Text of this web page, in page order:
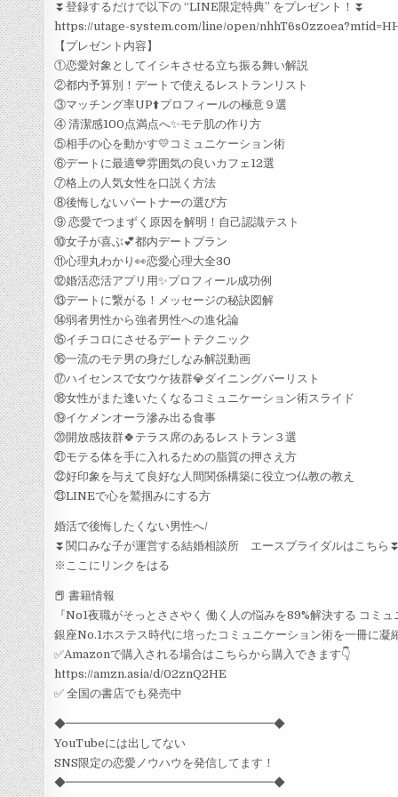
⏬登録するだけで以下の “LINE限定特典” をプレゼント！⏬
https://utage-system.com/line/open/
【プレゼント内容】
①恋愛対象としてイシキさせる立ち振る舞い解説
②都内予算別！デートで使えるレストランリスト
③マッチング率UP⬆️プロフィールの極意９選
④ 清潔感100点満点へ✨モテ肌の作り方
⑤相手の心を動かす💛コミュニケーション術
⑥デートに最適💙雰囲気の良いカフェ12選
⑦格上の人気女性を口説く方法
⑧後悔しないパートナーの選び方
⑨ 恋愛でつまずく原因を解明！自己認識テスト
⑩女子が喜ぶ💕都内デートプラン
⑪心理丸わかり👀恋愛心理大全30
⑫婚活恋活アプリ用✨プロフィール成功例
⑬デートに繋がる！メッセージの秘訣図解
⑭弱者男性から強者男性への進化論
⑮イチコロにさせるデートテクニック
⑯一流のモテ男の身だしなみ解説動画
⑰ハイセンスで女ウケ抜群💎ダイニングバーリスト
⑱女性がまた逢いたくなるコミュニケーション術スライド
⑲イケメンオーラ滲み出る食事
⑳開放感抜群🍀テラス席のあるレストラン３選
㉑モテる体を手に入れるための脂質の押さえ方
㉒好印象を与えて良好な人間関係構築に役立つ仏教の教え
㉓LINEで心を鷲掴みにする方
婚活で後悔したくない男性へ/
⏬関口みな子が運営する結婚相談所 エースブライダルはこちら⏬
※ここにリンクをはる
📕 書籍情報
『No1夜職がそっとささやく 働く人の悩みを89%解決する コミュ
銀座No.1ホステス時代に培ったコミュニケーション術を一冊に凝
✅Amazonで購入される場合はこちらから購入できます👇
https://amzn.asia/d/02znQ2HE
✅ 全国の書店でも発売中
◆━━━━━━━━━━━━━━━━━━◆
YouTubeには出してない
SNS限定の恋愛ノウハウを発信してます！
◆━━━━━━━━━━━━━━━━━━◆